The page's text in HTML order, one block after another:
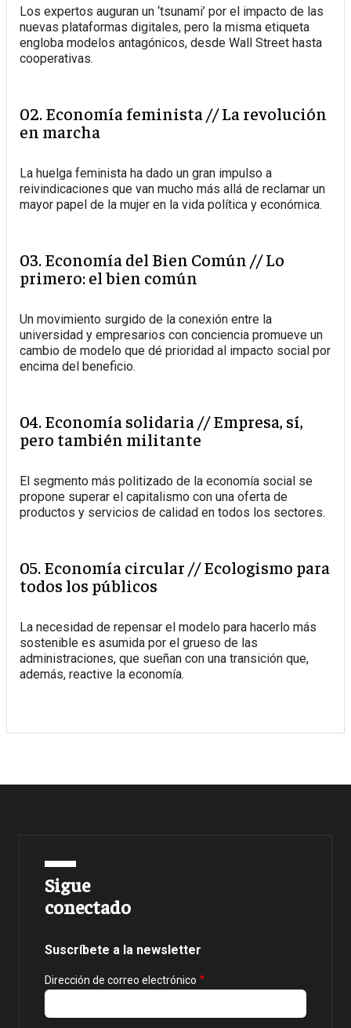
Los expertos auguran un ‘tsunami’ por el impacto de las
nuevas plataformas digitales, pero la misma etiqueta
engloba modelos antagónicos, desde Wall Street hasta
cooperativas.
02. Economía feminista // La revolución
en marcha
La huelga feminista ha dado un gran impulso a
reivindicaciones que van mucho más allá de reclamar un
mayor papel de la mujer en la vida política y económica.
03. Economía del Bien Común // Lo
primero: el bien común
Un movimiento surgido de la conexión entre la
universidad y empresarios con conciencia promueve un
cambio de modelo que dé prioridad al impacto social por
encima del beneficio.
04. Economía solidaria // Empresa, sí,
pero también militante
El segmento más politizado de la economía social se
propone superar el capitalismo con una oferta de
productos y servicios de calidad en todos los sectores.
05. Economía circular // Ecologismo para
todos los públicos
La necesidad de repensar el modelo para hacerlo más
sostenible es asumida por el grueso de las
administraciones, que sueñan con una transición que,
además, reactive la economía.
Sigue
conectado
Suscríbete a la newsletter
Dirección de correo electrónico